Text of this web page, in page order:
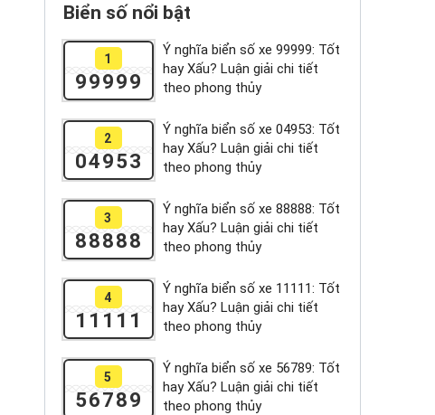
Biển số nổi bật
1
99999
Ý nghĩa biển số xe 99999: Tốt
hay Xấu? Luận giải chi tiết
theo phong thủy
2
04953
Ý nghĩa biển số xe 04953: Tốt
hay Xấu? Luận giải chi tiết
theo phong thủy
3
88888
Ý nghĩa biển số xe 88888: Tốt
hay Xấu? Luận giải chi tiết
theo phong thủy
4
11111
Ý nghĩa biển số xe 11111: Tốt
hay Xấu? Luận giải chi tiết
theo phong thủy
5
56789
Ý nghĩa biển số xe 56789: Tốt
hay Xấu? Luận giải chi tiết
theo phong thủy